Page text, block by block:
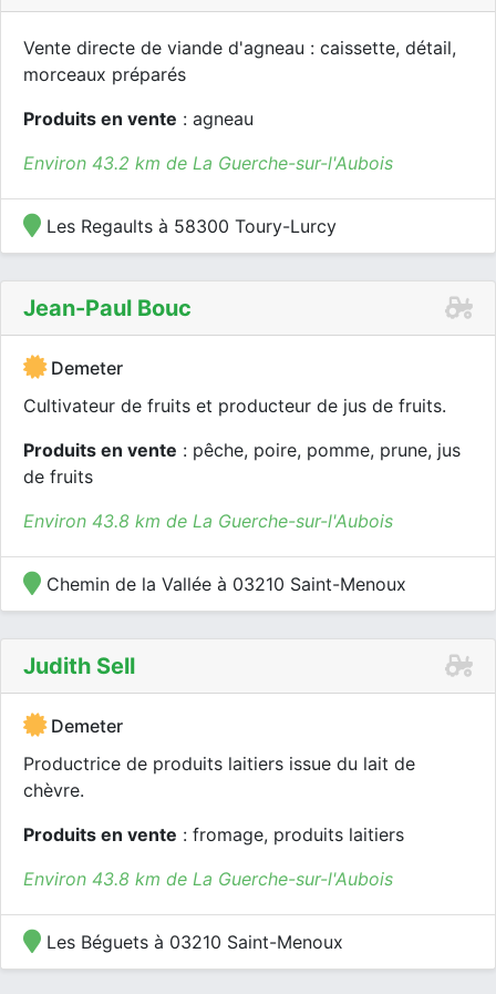
Vente directe de viande d'agneau : caissette, détail,
morceaux préparés
Produits en vente : agneau
Environ 43.2 km de La Guerche-sur-l'Aubois
Les Regaults à 58300 Toury-Lurcy
Jean-Paul Bouc
Demeter
Cultivateur de fruits et producteur de jus de fruits.
Produits en vente : pêche, poire, pomme, prune, jus
de fruits
Environ 43.8 km de La Guerche-sur-l'Aubois
Chemin de la Vallée à 03210 Saint-Menoux
Judith Sell
Demeter
Productrice de produits laitiers issue du lait de
chèvre.
Produits en vente : fromage, produits laitiers
Environ 43.8 km de La Guerche-sur-l'Aubois
Les Béguets à 03210 Saint-Menoux